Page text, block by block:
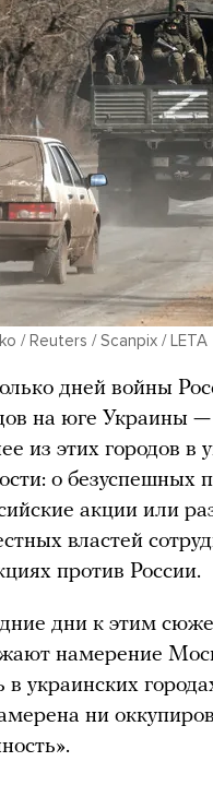
/ Reuters / Scanpix / LETA
дней войны
на юге Украины
из этих городов
о безуспешных
акции или
властей
против России.
дни к этим
намерение
в украинских
ни